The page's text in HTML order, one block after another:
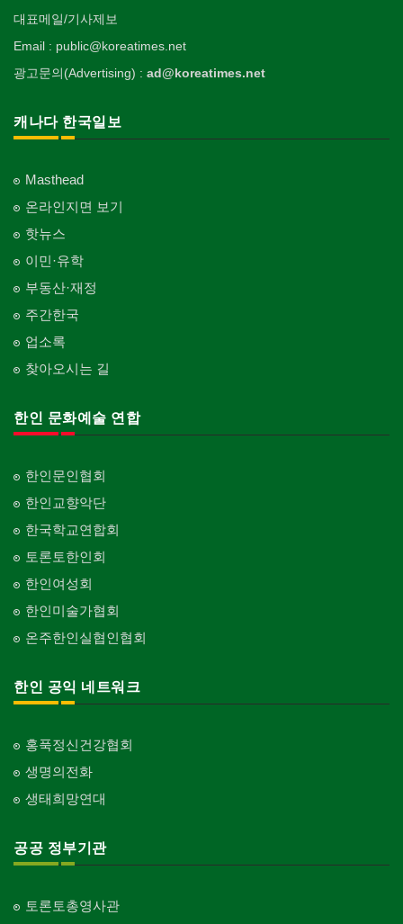
대표메일/기사제보
Email : public@koreatimes.net
광고문의(Advertising) : ad@koreatimes.net
캐나다 한국일보
Masthead
온라인지면 보기
핫뉴스
이민·유학
부동산·재정
주간한국
업소록
찾아오시는 길
한인 문화예술 연합
한인문인협회
한인교향악단
한국학교연합회
토론토한인회
한인여성회
한인미술가협회
온주한인실협인협회
한인 공익 네트워크
홍푹정신건강협회
생명의전화
생태희망연대
공공 정부기관
토론토총영사관